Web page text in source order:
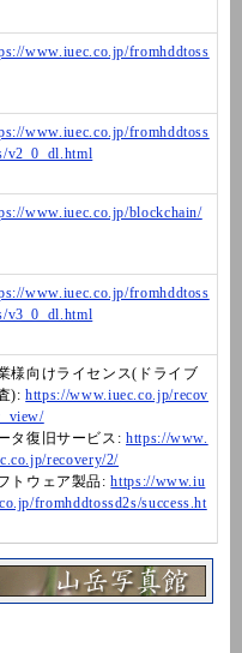
www.iuec.co.jp/fromhddtoss
www.iuec.co.jp/fromhddtoss
v2_0_dl.html
www.iuec.co.jp/blockchain/
www.iuec.co.jp/fromhddtoss
v3_0_dl.html
様向けライセンス(ドライブ
):https://www.iuec.co.jp/recov
タ復旧サービス:https://www.
recovery/2/
トウェア製品:https://www.iu
fromhddtossd2s/success.ht